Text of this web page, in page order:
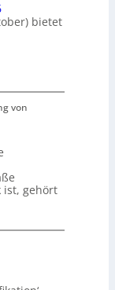
bietet
von
ist, gehört